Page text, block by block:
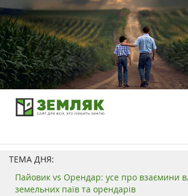
ТЕМА ДНЯ:
Пайовик vs Орендар: усе про взаємини
земельних паїв та орендарів